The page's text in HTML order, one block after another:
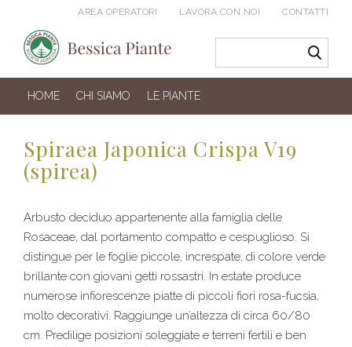
AREA OPERATORI LAVORA CON NOI CONTATTI
HOME CHI SIAMO LE PIANTE
Spiraea Japonica Crispa V19
(spirea)
Arbusto deciduo appartenente alla famiglia delle
Rosaceae, dal portamento compatto e cespuglioso. Si
distingue per le foglie piccole, increspate, di colore verde
brillante con giovani getti rossastri. In estate produce
numerose infiorescenze piatte di piccoli fiori rosa-fucsia,
molto decorativi. Raggiunge un’altezza di circa 60/80
cm. Predilige posizioni soleggiate e terreni fertili e ben